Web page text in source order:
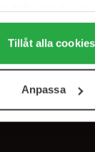
"Tillåt alla
du under
Du kan
Tillåt alla cookies
Anpassa